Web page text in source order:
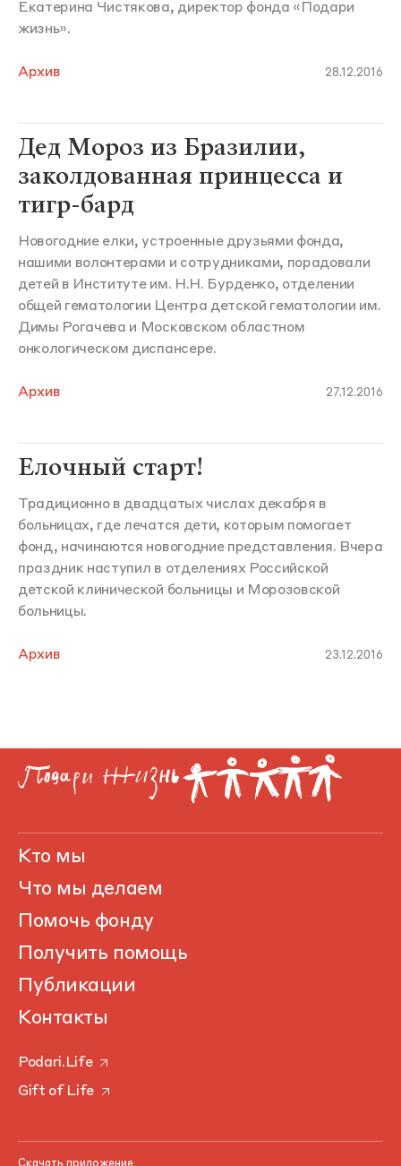
Екатерина Чистякова, директор фонда «Подари
жизнь».
Архив 28.12.2016
Дед Мороз из Бразилии,
заколдованная принцесса и
тигр-бард
Новогодние елки, устроенные друзьями фонда,
нашими волонтерами и сотрудниками, порадовали
детей в Институте им. Н.Н. Бурденко, отделении
общей гематологии Центра детской гематологии им.
Димы Рогачева и Московском областном
онкологическом диспансере.
Архив 27.12.2016
Елочный старт!
Традиционно в двадцатых числах декабря в
больницах, где лечатся дети, которым помогает
фонд, начинаются новогодние представления. Вчера
праздник наступил в отделениях Российской
детской клинической больницы и Морозовской
больницы.
Архив 23.12.2016
Кто мы
Что мы делаем
Помочь фонду
Получить помощь
Публикации
Контакты
Podari.Life
Gift of Life